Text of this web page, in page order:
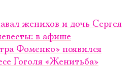
женихов и дочь Сергея
в афише
Фоменко» появился
Гоголя «Женитьба»